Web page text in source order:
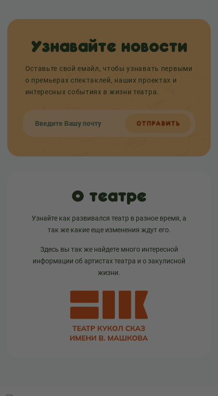
Узнавайте новости
Оставьте свой емайл, чтобы узнавать первыми
о премьерах спектаклей, наших проектах и
интересных событиях в жизни театра.
ОТПРАВИТЬ
О театре
Узнайте как развивался театр в разное время, а
так же какие еще изменения ждут его.
Здесь вы так же найдете много интересной
информации об артистах театра и о закулисной
жизни.